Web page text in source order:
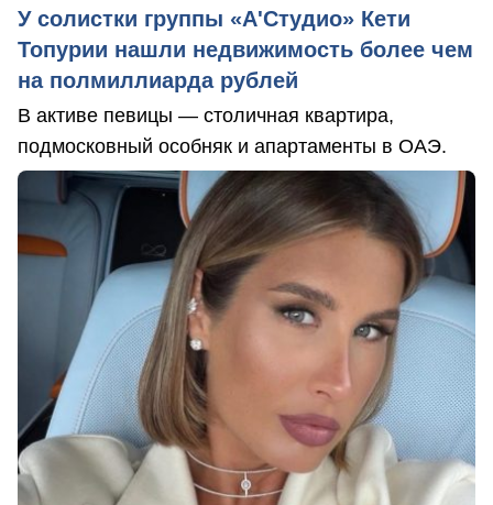
У солистки группы «А'Студио» Кети
Топурии нашли недвижимость более чем
на полмиллиарда рублей
В активе певицы — столичная квартира,
подмосковный особняк и апартаменты в ОАЭ.